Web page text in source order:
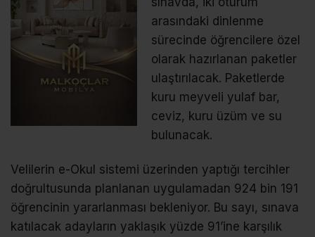
arasındaki dinlenme
sürecinde öğrencilere özel
olarak hazırlanan paketler
ulaştırılacak. Paketlerde
kuru meyveli yulaf bar,
ceviz, kuru üzüm ve su
bulunacak.
Velilerin e-Okul sistemi üzerinden yaptığı tercihler
doğrultusunda planlanan uygulamadan 924 bin 191
öğrencinin yararlanması bekleniyor. Bu sayı, sınava
katılacak adayların yaklaşık yüzde 91’ine karşılık